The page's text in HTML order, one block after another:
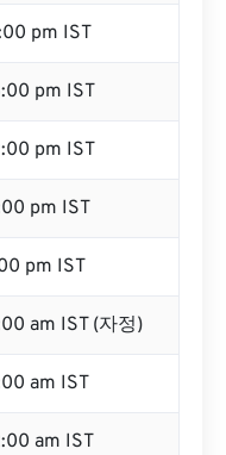
pm IST
pm IST
pm IST
pm IST
pm IST
am IST (자정)
am IST
am IST